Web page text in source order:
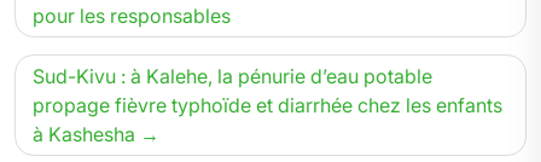
l’article
pour les responsables
Sud-Kivu : à Kalehe, la pénurie d’eau potable
propage fièvre typhoïde et diarrhée chez les enfants
à Kashesha